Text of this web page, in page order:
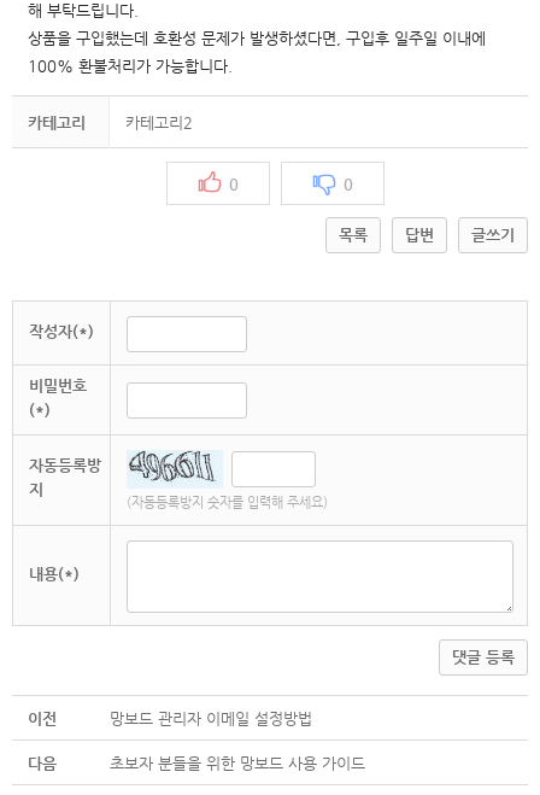
해 부탁드립니다.
상품을 구입했는데 호환성 문제가 발생하셨다면, 구입후 일주일 이내에
100% 환불처리가 가능합니다.
카테고리 카테고리2
0 0
목록 답변 글쓰기
작성자(*)
비밀번호
(*)
자동등록방
지
(자동등록방지 숫자를 입력해 주세요)
내용(*)
댓글 등록
이전 망보드 관리자 이메일 설정방법
다음 초보자 분들을 위한 망보드 사용 가이드